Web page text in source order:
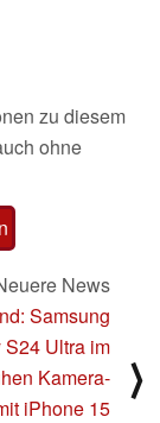
zu diesem
ohne
News
Samsung
S24 Ultra im
Kamera-
iPhone 15
⟩